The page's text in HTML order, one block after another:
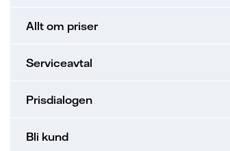
Allt om priser
Serviceavtal
Prisdialogen
Bli kund